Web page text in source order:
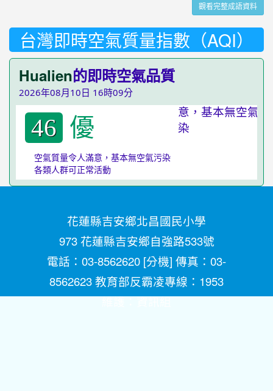
觀看完整成語資料
台灣即時空氣質量指數（AQI）
Hualien的即時空氣品質
2026年08月10日 16時09分
46 優
空氣質量令人滿意，基本無空氣污染
各類人群可正常活動
花蓮縣吉安鄉北昌國民小學
973 花蓮縣吉安鄉自強路533號
電話：03-8562620 [分機] 傳真：03-
8562623 教育部反霸凌專線：1953
維護：資訊組